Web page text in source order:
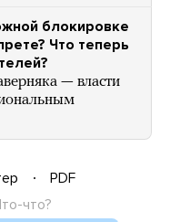
блокировке
Что теперь
— власти
PDF
что?